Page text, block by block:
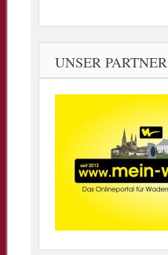
UNSER PARTNER